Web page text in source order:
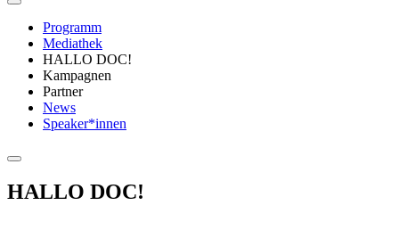
Programm
Mediathek
HALLO DOC!
Kampagnen
Partner
News
Speaker*innen
HALLO DOC!